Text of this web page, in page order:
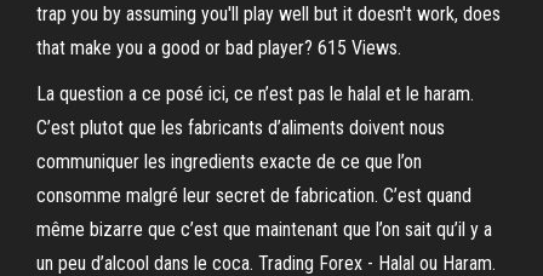
trap you by assuming you'll play well but it doesn't work, does
that make you a good or bad player? 615 Views.
La question a ce posé ici, ce n’est pas le halal et le haram.
C’est plutot que les fabricants d’aliments doivent nous
communiquer les ingredients exacte de ce que l’on
consomme malgré leur secret de fabrication. C’est quand
même bizarre que c’est que maintenant que l’on sait qu’il y a
un peu d’alcool dans le coca. Trading Forex - Halal ou Haram.